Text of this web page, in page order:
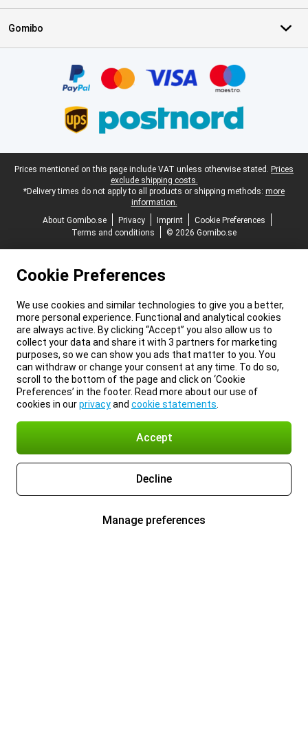
Gomibo
Legal footer
Prices mentioned on this page include VAT unless otherwise stated. Prices
exclude shipping costs.
*Delivery times do not apply to all products or shipping methods: more
information.
About Gomibo.se
Privacy Imprint
Cookie Preferences
Terms and conditions
© 2026 Gomibo.se
Cookie Preferences
We use cookies and similar technologies to give you a better,
more personal experience. Functional and analytical cookies
are always active. By clicking “Accept” you also allow us to
collect your data and share it with 3 partners for marketing
purposes, so we can show you ads that matter to you. You
can withdraw or change your consent at any time. To do so,
scroll to the bottom of the page and click on ‘Cookie
Preferences’ in the footer. Read more about our use of
cookies in ourprivacyand cookie statements
Accept
Decline
Manage preferences